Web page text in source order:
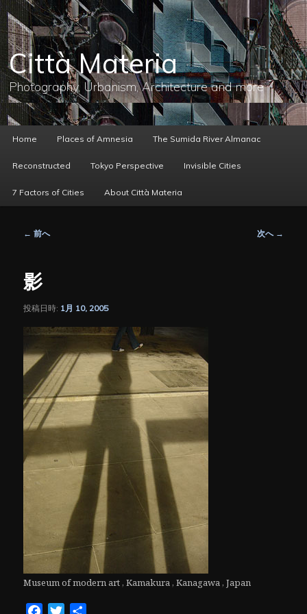
メ
イ
ン
コ
ン
テ
ン
へ
移
動
Città Materia
Photography, Urbanism, Architecture and more
ー
Home Places of Amnesia The Sumida River Almanac
Reconstructed Tokyo Perspective Invisible Cities
7 Factors of Cities About Città Materia
ビ
ゲ
シ
ン
← 前へ 次へ →
影
投稿日時: 1月 10, 2005
Museum of modern art , Kamakura , Kanagawa , Japan
FacebookTwitter